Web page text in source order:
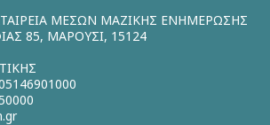
ΜΕΣΩΝ ΜΑΖΙΚΗΣ ΕΝΗΜΕΡΩΣΗΣ
85, ΜΑΡΟΥΣΙ, 15124